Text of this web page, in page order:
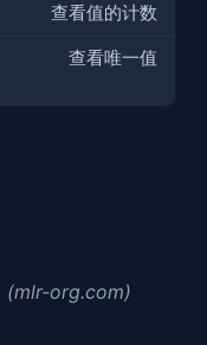
查看值的计数
查看唯一值
(mlr-org.com)